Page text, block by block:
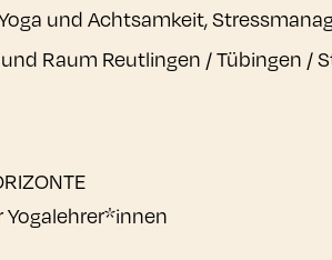
und Achtsamkeit,
Raum Reutlingen / Tübingen /